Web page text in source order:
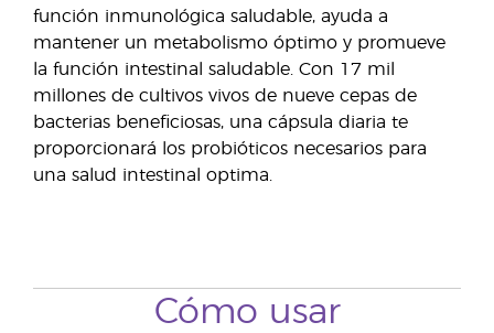
función inmunológica saludable, ayuda a
mantener un metabolismo óptimo y promueve
la función intestinal saludable. Con 17 mil
millones de cultivos vivos de nueve cepas de
bacterias beneficiosas, una cápsula diaria te
proporcionará los probióticos necesarios para
una salud intestinal optima.
Cómo usar